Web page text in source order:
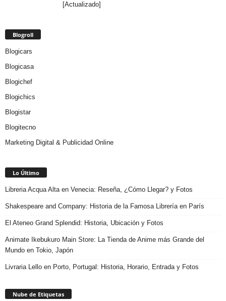
[Actualizado]
Blogroll
Blogicars
Blogicasa
Blogichef
Blogichics
Blogistar
Blogitecno
Marketing Digital & Publicidad Online
Lo Último
Libreria Acqua Alta en Venecia: Reseña, ¿Cómo Llegar? y Fotos
Shakespeare and Company: Historia de la Famosa Librería en París
El Ateneo Grand Splendid: Historia, Ubicación y Fotos
Animate Ikebukuro Main Store: La Tienda de Anime más Grande del
Mundo en Tokio, Japón
Livraria Lello en Porto, Portugal: Historia, Horario, Entrada y Fotos
Nube de Etiquetas